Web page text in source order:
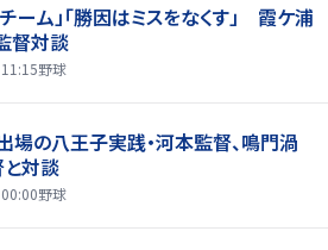
ーム」「勝因はミスをなくす」 霞ケ浦
督対談
野球
場の八王子実践・河本監督、鳴門渦
と対談
野球